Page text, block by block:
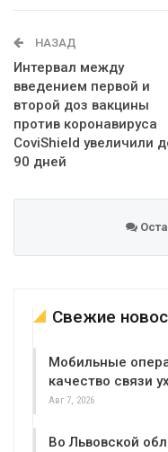
НАЗАД
Интервал между
введением первой и
второй доз вакцины
против коронавируса
CoviShield увеличили
90 дней
Свежие
Мобильные
качество связи
Авг 7, 2026
Во Львовской